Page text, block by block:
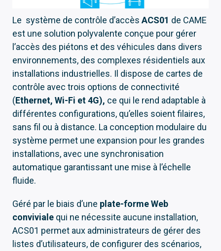
Le système de contrôle d’accès ACS01 de CAME
est une solution polyvalente conçue pour gérer
l’accès des piétons et des véhicules dans divers
environnements, des complexes résidentiels aux
installations industrielles. Il dispose de cartes de
contrôle avec trois options de connectivité
(Ethernet, Wi-Fi et 4G), ce qui le rend adaptable à
différentes configurations, qu’elles soient filaires,
sans fil ou à distance. La conception modulaire du
système permet une expansion pour les grandes
installations, avec une synchronisation
automatique garantissant une mise à l’échelle
fluide.
Géré par le biais d’une plate-forme Web
conviviale qui ne nécessite aucune installation,
ACS01 permet aux administrateurs de gérer des
listes d’utilisateurs, de configurer des scénarios,